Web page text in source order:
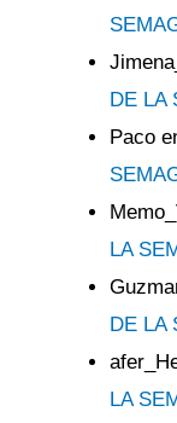
DE LA
Paco
LA
DE LA
LA